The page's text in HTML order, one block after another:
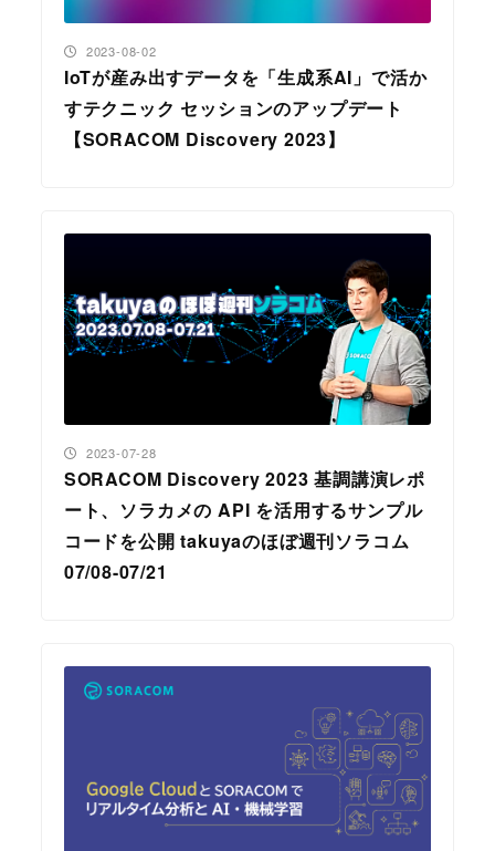
IoTが産み出すデータを「生成系AI」で活か
すテクニック セッションのアップデート
【SORACOM Discovery 2023】
投稿日
2023-08-02
SORACOM Discovery 2023 基調講演レポ
ート、ソラカメの API を活用するサンプル
コードを公開 takuyaのほぼ週刊ソラコム
07/08-07/21
投稿日
2023-07-28